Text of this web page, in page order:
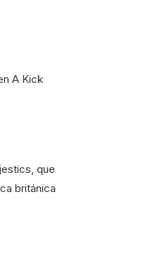
A Kick
que
británica